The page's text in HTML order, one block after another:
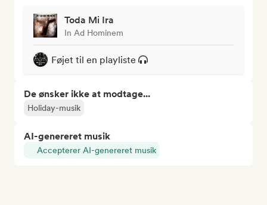
Toda Mi Ira
In Ad Hominem
Føjet til en playliste
De ønsker ikke at modtage...
Holiday-musik
AI-genereret musik
Accepterer AI-genereret musik